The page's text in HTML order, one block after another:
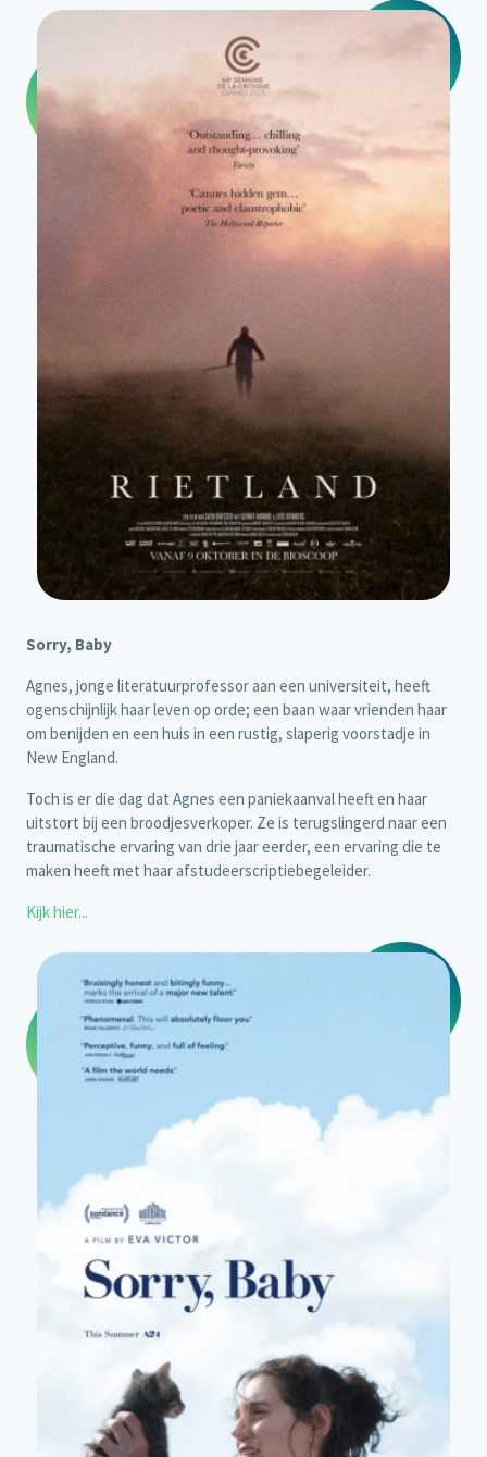
Sorry, Baby
Agnes, jonge literatuurprofessor aan een universiteit, heeft
ogenschijnlijk haar leven op orde; een baan waar vrienden haar
om benijden en een huis in een rustig, slaperig voorstadje in
New England.
Toch is er die dag dat Agnes een paniekaanval heeft en haar
uitstort bij een broodjesverkoper. Ze is terugslingerd naar een
traumatische ervaring van drie jaar eerder, een ervaring die te
maken heeft met haar afstudeerscriptiebegeleider.
Kijk hier...